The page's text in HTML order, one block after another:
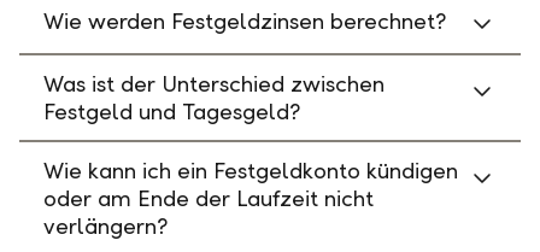
Wie werden Festgeldzinsen berechnet?
Was ist der Unterschied zwischen
Festgeld und Tagesgeld?
Wie kann ich ein Festgeldkonto kündigen
oder am Ende der Laufzeit nicht
verlängern?